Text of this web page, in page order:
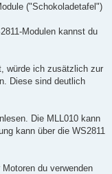
("Schokoladetafel")
Modulen kannst du
würde ich zusätzlich zur
Diese sind deutlich
Die MLL010 kann
kann über die WS2811
du verwenden